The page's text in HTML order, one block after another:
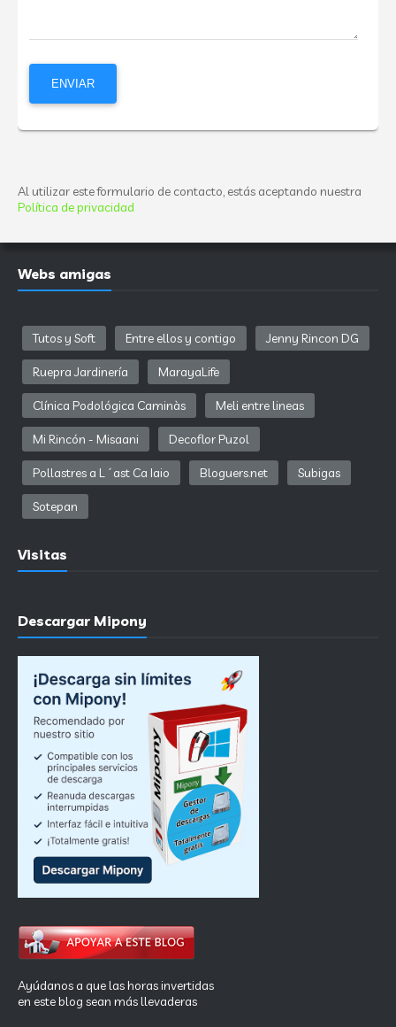
Al utilizar este formulario de contacto, estás aceptando nuestra
Política de privacidad
Webs amigas
Tutos y Soft Entre ellos y contigo Jenny Rincon DG
Ruepra Jardinería MarayaLife
Clínica Podológica Caminàs Meli entre lineas
Mi Rincón - Misaani Decoflor Puzol
Pollastres a L´ast Ca Iaio Bloguers.net Subigas
Sotepan
Visitas
Descargar Mipony
Ayúdanos a que las horas invertidas
en este blog sean más llevaderas